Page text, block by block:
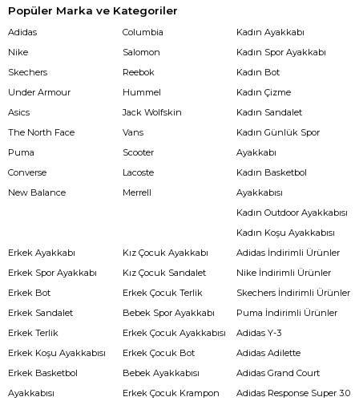
Popüler Marka ve Kategoriler
Adidas
Nike
Skechers
Under Armour
Asics
The North Face
Puma
Converse
New Balance
Columbia
Salomon
Reebok
Hummel
Jack Wolfskin
Vans
Scooter
Lacoste
Merrell
Kadın Ayakkabı
Kadın Spor Ayakkabı
Kadın Bot
Kadın Çizme
Kadın Sandalet
Kadın Günlük Spor
Ayakkabı
Kadın Basketbol
Ayakkabısı
Kadın Outdoor Ayakkabısı
Kadın Koşu Ayakkabısı
Erkek Ayakkabı
Erkek Spor Ayakkabı
Erkek Bot
Erkek Sandalet
Erkek Terlik
Erkek Koşu Ayakkabısı
Erkek Basketbol
Ayakkabısı
Kız Çocuk Ayakkabı
Kız Çocuk Sandalet
Erkek Çocuk Terlik
Bebek Spor Ayakkabı
Erkek Çocuk Ayakkabısı
Erkek Çocuk Bot
Bebek Ayakkabısı
Erkek Çocuk Krampon
Adidas İndirimli Ürünler
Nike İndirimli Ürünler
Skechers İndirimli Ürünler
Puma İndirimli Ürünler
Adidas Y-3
Adidas Adilette
Adidas Grand Court
Adidas Response Super 3.0